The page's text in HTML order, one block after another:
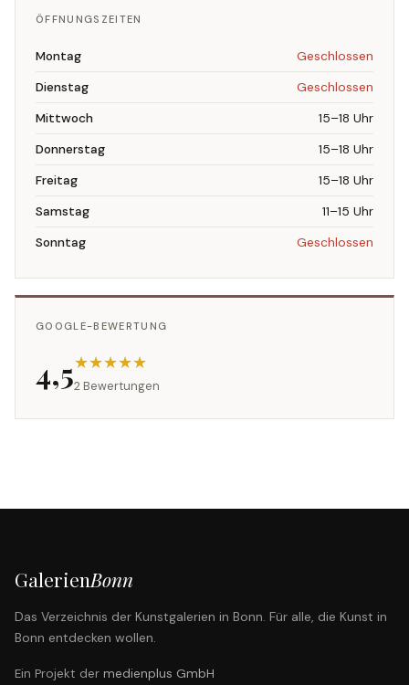
ÖFFNUNGSZEITEN
Montag
Geschlossen
Dienstag
Geschlossen
Mittwoch
15–18 Uhr
Donnerstag
15–18 Uhr
Freitag
15–18 Uhr
Samstag
11–15 Uhr
Sonntag
Geschlossen
GOOGLE-BEWERTUNG
4,5★★★★★
2 Bewertungen
GalerienBonn
Das Verzeichnis der Kunstgalerien in Bonn. Für alle, die Kunst in
Bonn entdecken wollen.
Ein Projekt der medienplus GmbH